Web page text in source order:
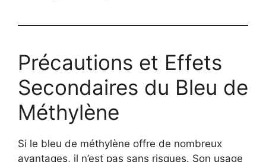
Précautions et Effets
Secondaires du Bleu de
Méthylène
Si le bleu de méthylène offre de nombreux
avantages, il n’est pas sans risques. Son usage